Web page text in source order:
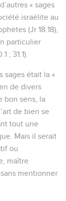
« sages
israélite au
(Jr 18.18),
particulier
; 31.1).
sages était la «
de divers
bon sens, la
de bien se
tout une
Mais il serait
ou
maître
mentionner